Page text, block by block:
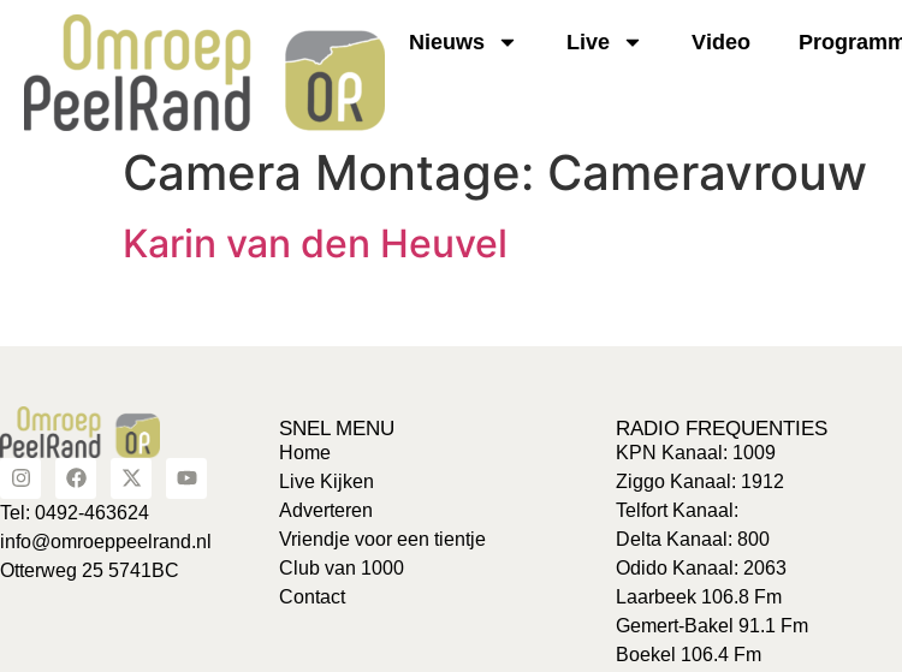
Nieuws Live Video
Camera Montage: Cameravrouw
Karin van den Heuvel
Tel: 0492-463624
info@omroeppeelrand.nl
Otterweg 25 5741BC
SNEL MENU
Home
Live Kijken
Adverteren
Vriendje voor een tientje
Club van 1000
Contact
RADIO FREQUENTIES
KPN Kanaal: 1009
Ziggo Kanaal: 1912
Telfort Kanaal:
Delta Kanaal: 800
Odido Kanaal: 2063
Laarbeek 106.8 Fm
Gemert-Bakel 91.1 Fm
Boekel 106.4 Fm